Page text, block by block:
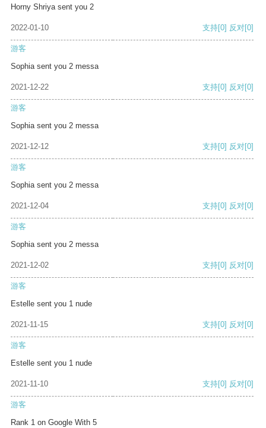
Horny Shriya sent you 2
2022-01-10 支持[0] 反对[0]
游客
Sophia sent you 2 messa
2021-12-22 支持[0] 反对[0]
游客
Sophia sent you 2 messa
2021-12-12 支持[0] 反对[0]
游客
Sophia sent you 2 messa
2021-12-04 支持[0] 反对[0]
游客
Sophia sent you 2 messa
2021-12-02 支持[0] 反对[0]
游客
Estelle sent you 1 nude
2021-11-15 支持[0] 反对[0]
游客
Estelle sent you 1 nude
2021-11-10 支持[0] 反对[0]
游客
Rank 1 on Google With 5